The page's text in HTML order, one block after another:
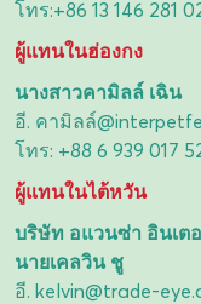
โทร:+86 13 146 281
ผู้แทนในฮ่องกง
นางสาวคามิลล์ เฉิน
อี. คามิลล์
โทร: +88 6 939 017
ผู้แทนในไต้หวัน
บริษัท อแวนซ่า อินเต
นายเคลวิน ชู
อี. kelvin@trade-